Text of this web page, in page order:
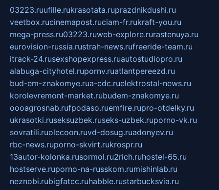
03223.ruufille.rukrasotata.ruprazdnikdushi.ru
veetbox.rucinemapost.ruciam-fr.rukraft-you.ru
mega-press.ru03223.ruweb-explore.rurastenuya.ru
eurovision-russia.rustrah-news.rufreeride-team.ru
itrack-24.rusexshopexpress.ruautostudiopro.ru
alabuga-cityhotel.rupornv.ruatlantpereezd.ru
bud-em-znakomye.rua-cdc.ruelektrostal-news.ru
korolevremont-market.rubudem-znakomye.ru
oooagrosnab.rufpodaso.ruemfire.rupro-otdelky.ru
ukrasotki.ruseksuzbek.ruseks-uzbek.ruporno-vk.ru
sovratili.ruolecoon.ruvd-dosug.ruadonyev.ru
rbc-news.ruporno-skvirt.rukrospr.ru
13autor-kolonka.rusormol.ru2rich.ruhostel-65.ru
hostserve.ruporno-na-russkom.rumishinlab.ru
neznobi.rubigfatcc.ruhabble.rustarbucksvia.ru